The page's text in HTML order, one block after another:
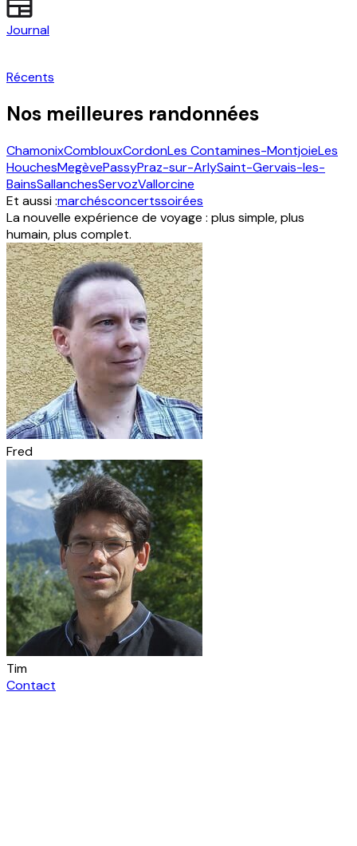
Journal
Récents
Nos meilleures randonnées
ChamonixComblouxCordonLes Contamines-MontjoieLes
HouchesMegèvePassyPraz-sur-ArlySaint-Gervais-les-
BainsSallanchesServozVallorcine
Et aussi :marchésconcertssoirées
La nouvelle expérience de voyage : plus simple, plus
humain, plus complet.
Fred
Tim
Contact